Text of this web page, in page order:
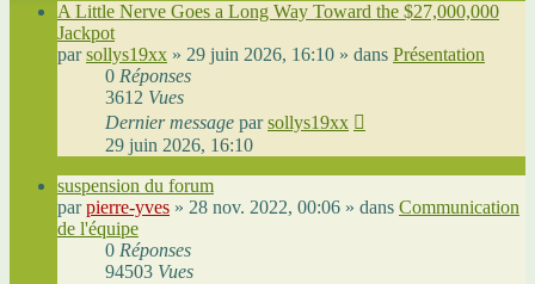
A Little Nerve Goes a Long Way Toward the $27,000,000
Jackpot
parsollys19xx » 29 juin 2026, 16:10 » dans Présentation
0 Réponses
3612 Vues
Dernier message parsollys19xx
29 juin 2026, 16:10
suspension du forum
parpierre-yves » 28 nov. 2022, 00:06 » dans Communication
de l'équipe
0 Réponses
94503 Vues